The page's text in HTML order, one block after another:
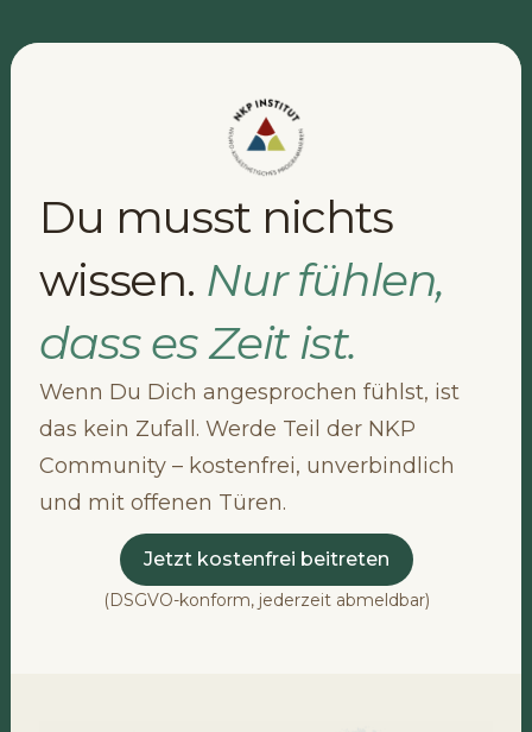
Du musst nichts
wissen. Nur fühlen,
dass es Zeit ist.
Wenn Du Dich angesprochen fühlst, ist
das kein Zufall. Werde Teil der NKP
Community – kostenfrei, unverbindlich
und mit offenen Türen.
Jetzt kostenfrei beitreten
(DSGVO-konform, jederzeit abmeldbar)